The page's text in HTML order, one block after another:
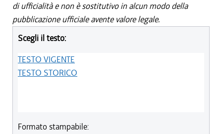
di ufficialità e non è sostitutivo in alcun modo della
pubblicazione ufficiale avente valore legale.
Scegli il testo:
TESTO VIGENTE
TESTO STORICO
Formato stampabile: